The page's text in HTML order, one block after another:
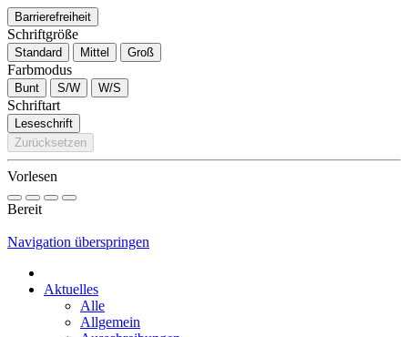
Barrierefreiheit
Schriftgröße
Standard Mittel Groß
Farbmodus
Bunt S/W W/S
Schriftart
Leseschrift
Zurücksetzen
Vorlesen
Bereit
Navigation überspringen
Aktuelles
Alle
Allgemein